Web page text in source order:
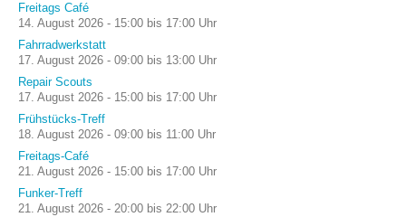
Freitags Café
14. August 2026 - 15:00 bis 17:00 Uhr
Fahrradwerkstatt
17. August 2026 - 09:00 bis 13:00 Uhr
Repair Scouts
17. August 2026 - 15:00 bis 17:00 Uhr
Frühstücks-Treff
18. August 2026 - 09:00 bis 11:00 Uhr
Freitags-Café
21. August 2026 - 15:00 bis 17:00 Uhr
Funker-Treff
21. August 2026 - 20:00 bis 22:00 Uhr